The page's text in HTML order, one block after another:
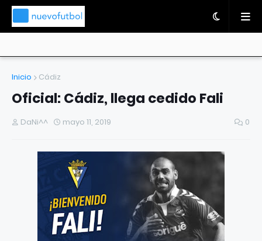
Inicio Cádiz
Oficial: Cádiz, llega cedido Fali
DaNi^^ mayo 11, 2019 0